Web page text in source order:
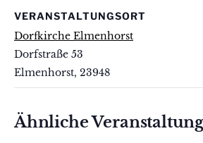
VERANSTALTUNGSORT
Dorfkirche Elmenhorst
Dorfstraße 53
Elmenhorst, 23948
Ähnliche